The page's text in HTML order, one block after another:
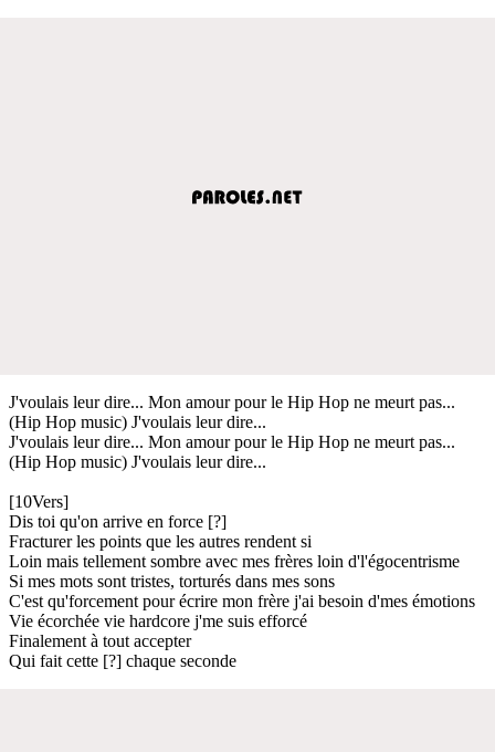
J'voulais leur dire... Mon amour pour le Hip Hop ne meurt pas...
(Hip Hop music) J'voulais leur dire...
J'voulais leur dire... Mon amour pour le Hip Hop ne meurt pas...
(Hip Hop music) J'voulais leur dire...
[10Vers]
Dis toi qu'on arrive en force [?]
Fracturer les points que les autres rendent si
Loin mais tellement sombre avec mes frères loin d'l'égocentrisme
Si mes mots sont tristes, torturés dans mes sons
C'est qu'forcement pour écrire mon frère j'ai besoin d'mes émotions
Vie écorchée vie hardcore j'me suis efforcé
Finalement à tout accepter
Qui fait cette [?] chaque seconde